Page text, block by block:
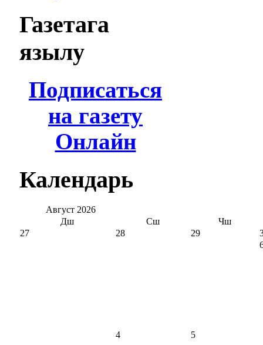
Газетага
язылу
Подписаться
на газету
Онлайн
Календарь
Август 2026
Дш
Сш
Чш
27
28 29
4
5